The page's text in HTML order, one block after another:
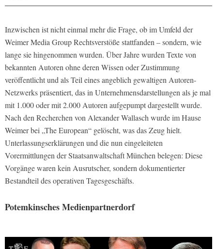
Inzwischen ist nicht einmal mehr die Frage, ob im Umfeld der
Weimer Media Group Rechtsverstöße stattfanden – sondern, wie
lange sie hingenommen wurden. Über Jahre wurden Texte von
bekannten Autoren ohne deren Wissen oder Zustimmung
veröffentlicht und als Teil eines angeblich gewaltigen Autoren-
Netzwerks präsentiert, das in Unternehmensdarstellungen als je mal
mit 1.000 oder mit 2.000 Autoren aufgepumpt dargestellt wurde.
Nach den Recherchen von Alexander Wallasch wurde im Hause
Weimer bei „The European“ gelöscht, was das Zeug hielt.
Unterlassungserklärungen und die nun eingeleiteten
Vorermittlungen der Staatsanwaltschaft München belegen: Diese
Vorgänge waren kein Ausrutscher, sondern dokumentierter
Bestandteil des operativen Tagesgeschäfts.
Potemkinsches Medienpartnerdorf